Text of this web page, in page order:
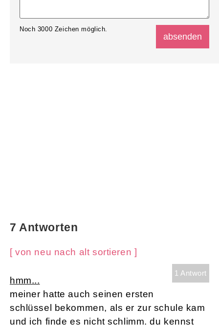
Noch 3000 Zeichen möglich.
7 Antworten
[ von neu nach alt sortieren ]
1 Antwort
hmm...
meiner hatte auch seinen ersten
schlüssel bekommen, als er zur schule kam
und ich finde es nicht schlimm. du kennst